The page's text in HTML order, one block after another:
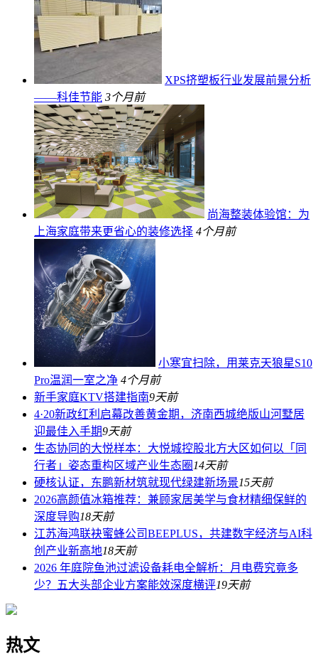
XPS挤塑板行业发展前景分析
——科佳节能 3个月前
尚海整装体验馆：为
上海家庭带来更省心的装修选择 4个月前
小寒宜扫除，用莱克天狼星S10
Pro温润一室之净 4个月前
新手家庭KTV搭建指南9天前
4·20新政红利启幕改善黄金期，济南西城绝版山河墅居
迎最佳入手期9天前
生态协同的大悦样本：大悦城控股北方大区如何以「同
行者」姿态重构区域产业生态圈 14天前
硬核认证，东鹏新材筑就现代绿建新场景15天前
2026高颜值冰箱推荐：兼顾家居美学与食材精细保鲜的
深度导购18天前
江苏海鸿联袂蜜蜂公司BEEPLUS，共建数字经济与AI科
创产业新高地18天前
2026 年庭院鱼池过滤设备耗电全解析：月电费究竟多
少？五大头部企业方案能效深度横评19天前
热文